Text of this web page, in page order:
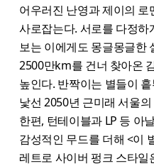
어우러진 난영과 제이의
사로잡는다. 서로를 다정
보는 이에게도 몽글몽글한
2500만km를 건너 찾아온
높인다. 반짝이는 별들이
낯선 2050년 근미래 서울
한편, 턴테이블과 LP 등 아
감성적인 무드를 더해 <이
레트로 사이버 펑크 스타